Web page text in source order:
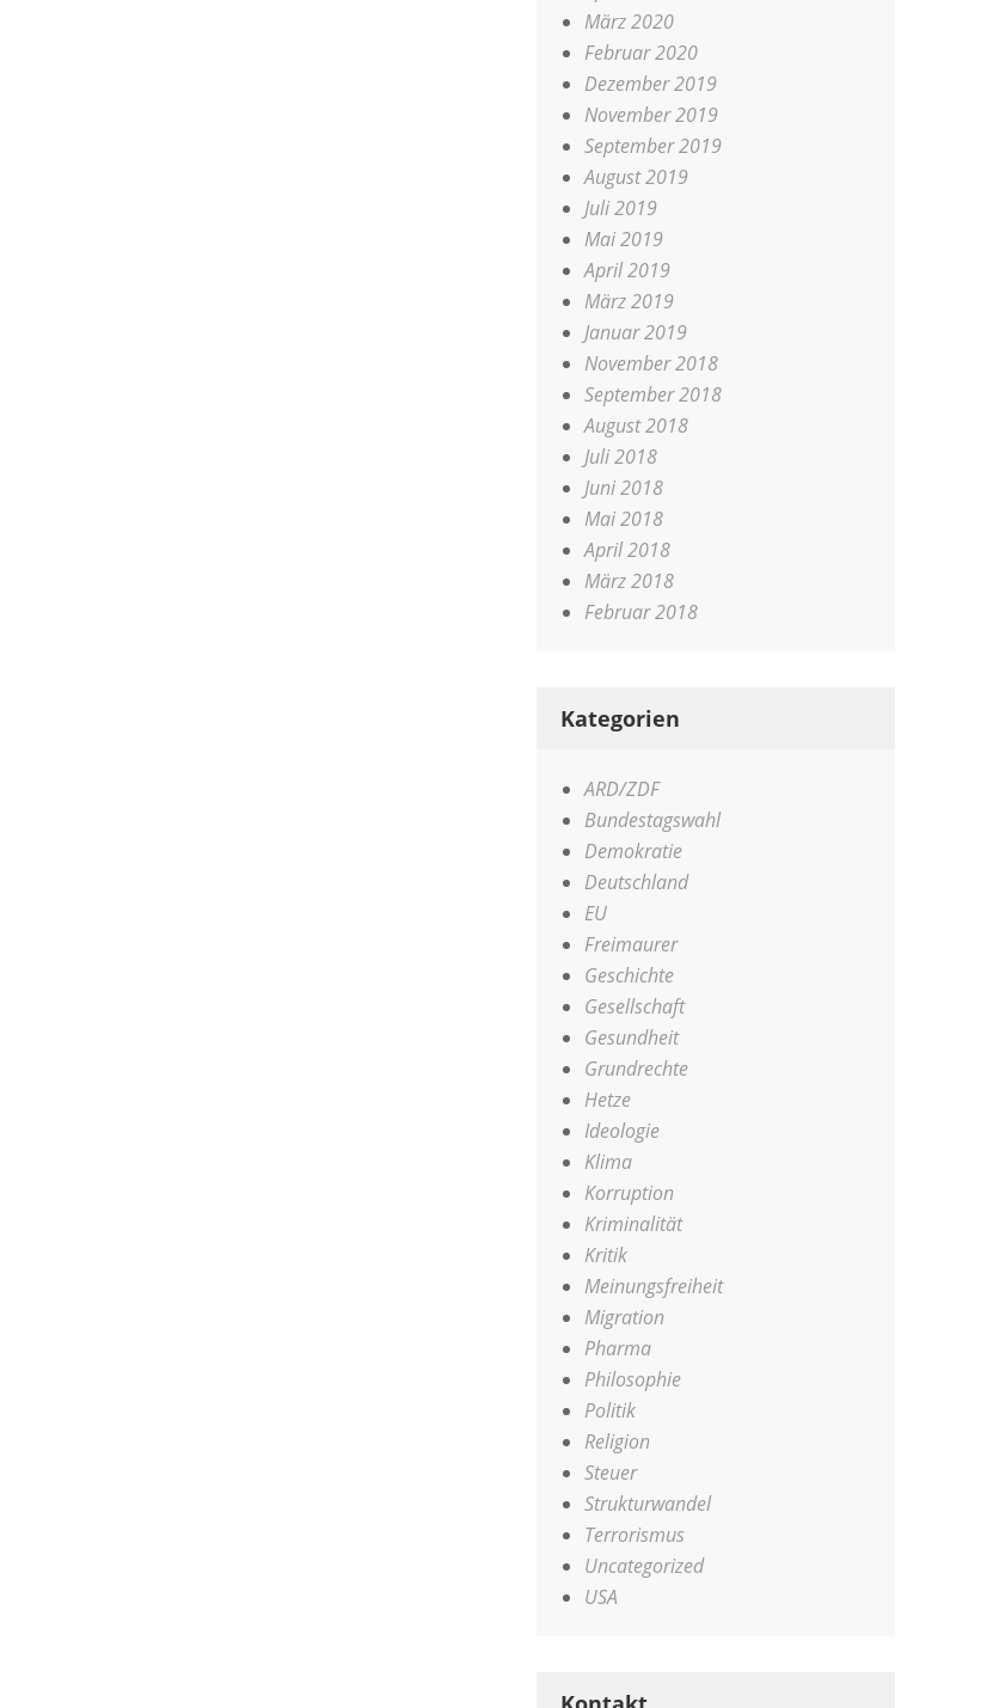
März 2020
Februar 2020
Dezember 2019
November 2019
September 2019
August 2019
Juli 2019
Mai 2019
April 2019
März 2019
Januar 2019
November 2018
September 2018
August 2018
Juli 2018
Juni 2018
Mai 2018
April 2018
März 2018
Februar 2018
Kategorien
ARD/ZDF
Bundestagswahl
Demokratie
Deutschland
EU
Freimaurer
Geschichte
Gesellschaft
Gesundheit
Grundrechte
Hetze
Ideologie
Klima
Korruption
Kriminalität
Kritik
Meinungsfreiheit
Migration
Pharma
Philosophie
Politik
Religion
Steuer
Strukturwandel
Terrorismus
Uncategorized
USA